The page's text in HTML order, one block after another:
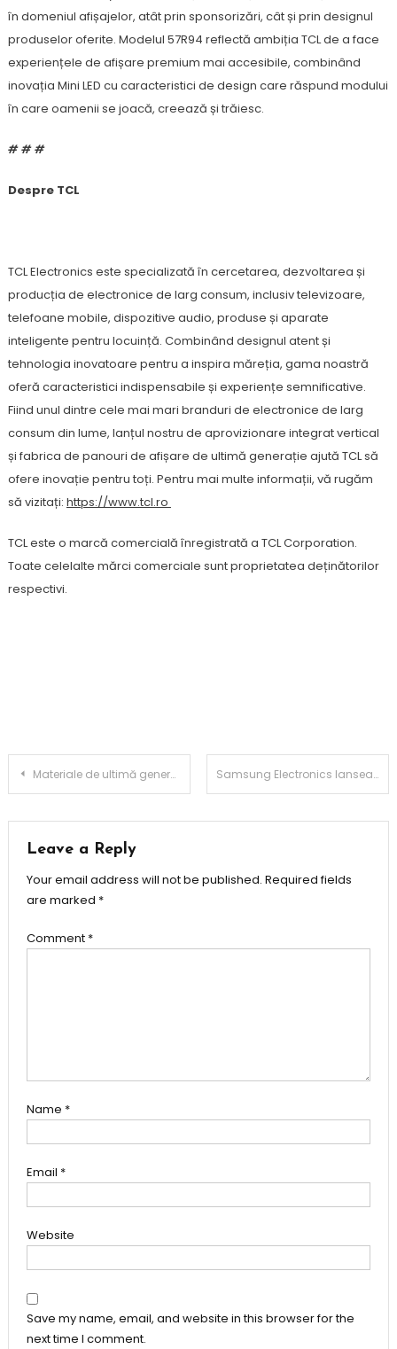
în domeniul afișajelor, atât prin sponsorizări, cât și prin designul
produselor oferite. Modelul 57R94 reflectă ambiția TCL de a face
experiențele de afișare premium mai accesibile, combinând
inovația Mini LED cu caracteristici de design care răspund modului
în care oamenii se joacă, creează și trăiesc.
# # #
Despre TCL
TCL Electronics este specializată în cercetarea, dezvoltarea și
producția de electronice de larg consum, inclusiv televizoare,
telefoane mobile, dispozitive audio, produse și aparate
inteligente pentru locuință. Combinând designul atent și
tehnologia inovatoare pentru a inspira măreția, gama noastră
oferă caracteristici indispensabile și experiențe semnificative.
Fiind unul dintre cele mai mari branduri de electronice de larg
consum din lume, lanțul nostru de aprovizionare integrat vertical
și fabrica de panouri de afișare de ultimă generație ajută TCL să
ofere inovație pentru toți. Pentru mai multe informații, vă rugăm
să vizitați: https://www.tcl.ro
TCL este o marcă comercială înregistrată a TCL Corporation.
Toate celelalte mărci comerciale sunt proprietatea deținătorilor
respectivi.
Post
Materiale de ultimă generație pentru rezistența excepțională a lui Honor Magic V5 Samsung Electronics lansează monitoarele Odyssey G7, prezentând jocuri de top pe ecranele sale la Gamescom 2025
Leave a Reply
Your email address will not be published. Required fields
are marked *
Comment *
Name *
Email *
Website
Save my name, email, and website in this browser for the
next time I comment.